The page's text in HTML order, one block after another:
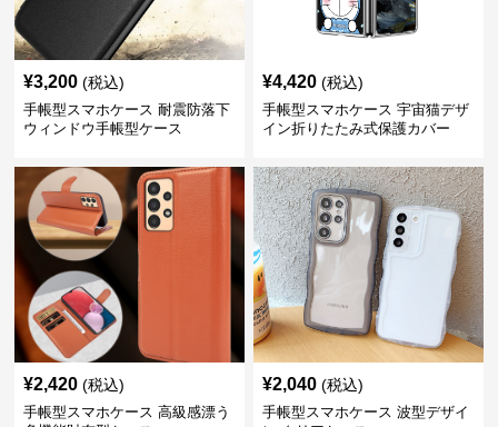
¥3,200 (税込)
手帳型スマホケース 耐震防落下
ウィンドウ手帳型ケース
¥4,420 (税込)
手帳型スマホケース 宇宙猫デザ
イン折りたたみ式保護カバー
¥2,420 (税込)
手帳型スマホケース 高級感漂う
¥2,040 (税込)
手帳型スマホケース 波型デザイ